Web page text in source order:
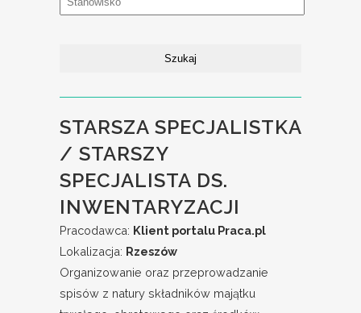
STARSZA SPECJALISTKA
/ STARSZY
SPECJALISTA DS.
INWENTARYZACJI
Pracodawca: Klient portalu Praca.pl
Lokalizacja: Rzeszów
Organizowanie oraz przeprowadzanie
spisów z natury składników majątku